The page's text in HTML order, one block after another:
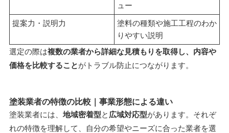
ュー
提案力・説明力
塗料の種類や施工工程のわか
りやすい説明
選定の際は複数の業者から詳細な見積もりを取得し、内容や
価格を比較することがトラブル防止につながります。
塗装業者の特徴の比較｜事業形態による違い
塗装業者には、 地域密着型と 広域対応型があります。それぞ
れの特徴を理解して、自分の希望やニーズに合った業者を選